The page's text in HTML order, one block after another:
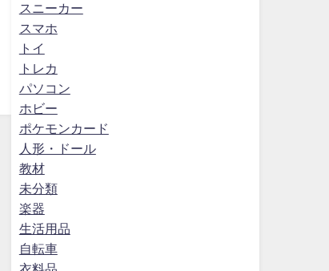
スニーカー
スマホ
トイ
トレカ
パソコン
ホビー
ポケモンカード
人形・ドール
教材
未分類
楽器
生活用品
自転車
衣料品